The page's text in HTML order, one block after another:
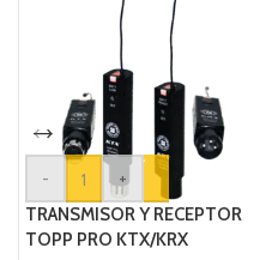
-
+
TRANSMISOR Y RECEPTOR
TOPP PRO KTX/KRX